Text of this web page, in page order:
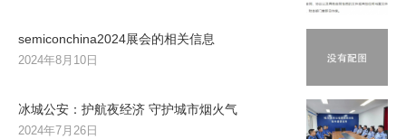
semiconchina2024展会的相关信息
2024年8月10日
冰城公安：护航夜经济 守护城市烟火气
2024年7月26日